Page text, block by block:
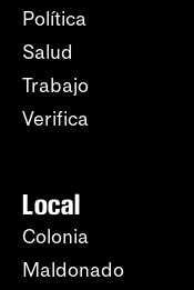
Política
Salud
Trabajo
Verifica
Local
Colonia
Maldonado